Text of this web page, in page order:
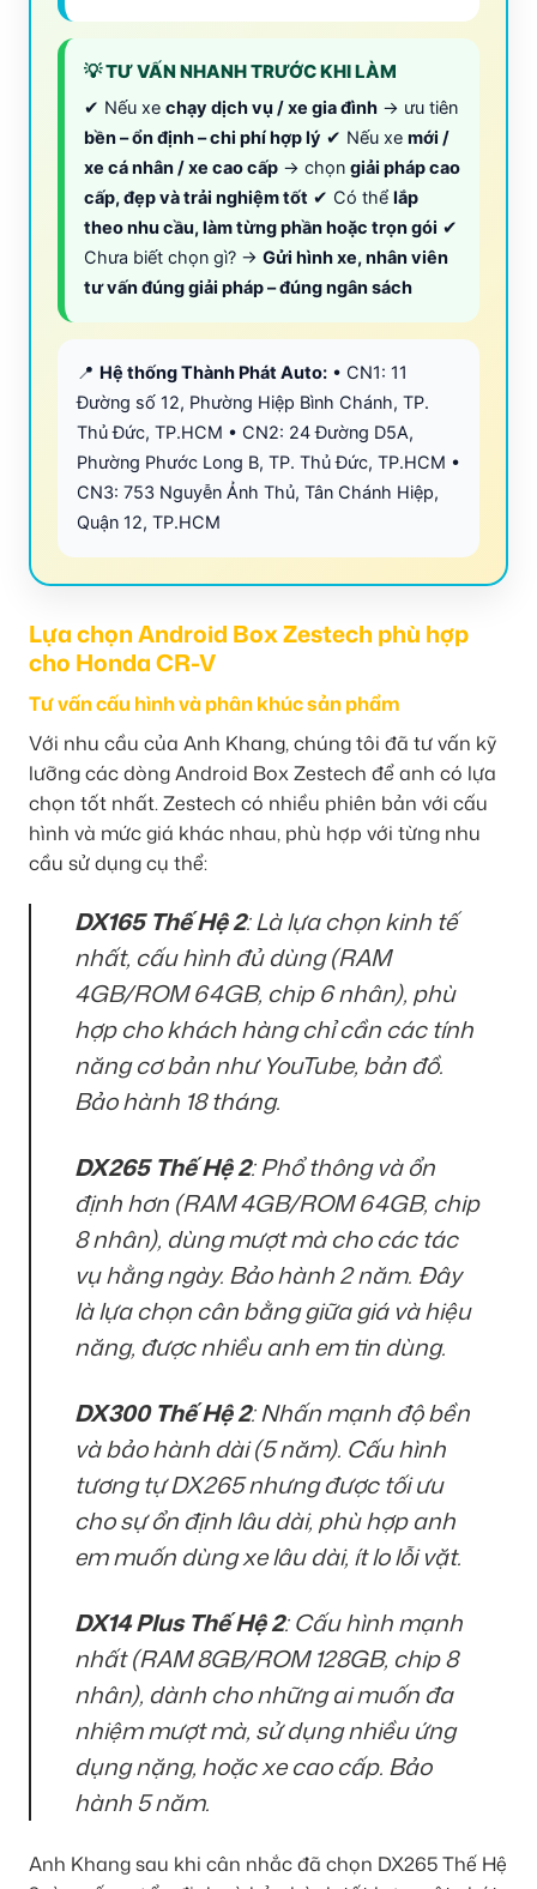
💡 TƯ VẤN NHANH TRƯỚC KHI LÀM
✔ Nếu xe chạy dịch vụ / xe gia đình → ưu tiên
bền – ổn định – chi phí hợp lý ✔ Nếu xe mới /
xe cá nhân / xe cao cấp → chọn giải pháp cao
cấp, đẹp và trải nghiệm tốt ✔ Có thể lắp
theo nhu cầu, làm từng phần hoặc trọn gói ✔
Chưa biết chọn gì? → Gửi hình xe, nhân viên
tư vấn đúng giải pháp – đúng ngân sách
📍 Hệ thống Thành Phát Auto: • CN1: 11
Đường số 12, Phường Hiệp Bình Chánh, TP.
Thủ Đức, TP.HCM • CN2: 24 Đường D5A,
Phường Phước Long B, TP. Thủ Đức, TP.HCM •
CN3: 753 Nguyễn Ảnh Thủ, Tân Chánh Hiệp,
Quận 12, TP.HCM
Lựa chọn Android Box Zestech phù hợp
cho Honda CR-V
Tư vấn cấu hình và phân khúc sản phẩm
Với nhu cầu của Anh Khang, chúng tôi đã tư vấn kỹ
lưỡng các dòng Android Box Zestech để anh có lựa
chọn tốt nhất. Zestech có nhiều phiên bản với cấu
hình và mức giá khác nhau, phù hợp với từng nhu
cầu sử dụng cụ thể:
DX165 Thế Hệ 2: Là lựa chọn kinh tế
nhất, cấu hình đủ dùng (RAM
4GB/ROM 64GB, chip 6 nhân), phù
hợp cho khách hàng chỉ cần các tính
năng cơ bản như YouTube, bản đồ.
Bảo hành 18 tháng.
DX265 Thế Hệ 2: Phổ thông và ổn
định hơn (RAM 4GB/ROM 64GB, chip
8 nhân), dùng mượt mà cho các tác
vụ hằng ngày. Bảo hành 2 năm. Đây
là lựa chọn cân bằng giữa giá và hiệu
năng, được nhiều anh em tin dùng.
DX300 Thế Hệ 2: Nhấn mạnh độ bền
và bảo hành dài (5 năm). Cấu hình
tương tự DX265 nhưng được tối ưu
cho sự ổn định lâu dài, phù hợp anh
em muốn dùng xe lâu dài, ít lo lỗi vặt.
DX14 Plus Thế Hệ 2: Cấu hình mạnh
nhất (RAM 8GB/ROM 128GB, chip 8
nhân), dành cho những ai muốn đa
nhiệm mượt mà, sử dụng nhiều ứng
dụng nặng, hoặc xe cao cấp. Bảo
hành 5 năm.
Anh Khang sau khi cân nhắc đã chọn DX265 Thế Hệ